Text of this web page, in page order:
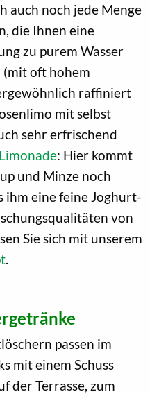
auch noch jede Menge
die Ihnen eine
zu purem Wasser
oft hohem
raffiniert
mit selbst
sehr erfrischend
: Hier kommt
und Minze noch
ihm eine feine Joghurt-
von
Sie sich mit unserem
.
passen im
mit einem Schuss
der Terrasse, zum